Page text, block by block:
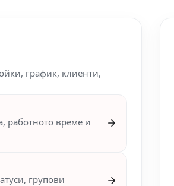
график, клиенти,
работното време и
групови